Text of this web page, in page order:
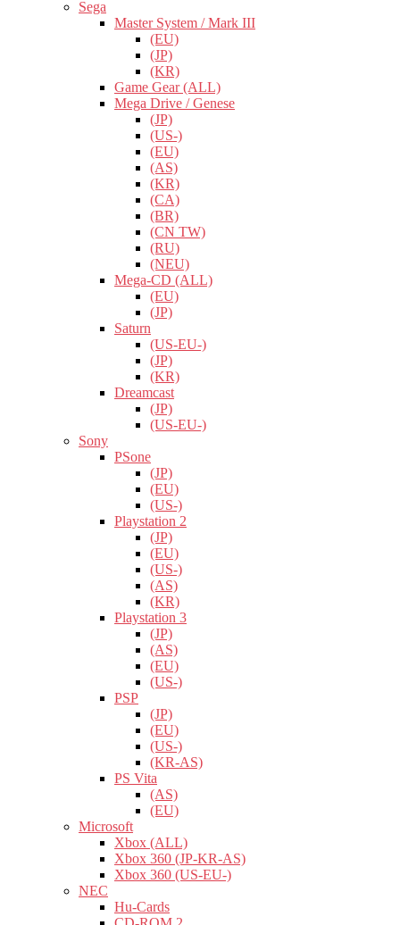
Sega
Master System / Mark III
(EU)
(JP)
(KR)
Game Gear (ALL)
Mega Drive / Genese
(JP)
(US-)
(EU)
(AS)
(KR)
(CA)
(BR)
(CN TW)
(RU)
(NEU)
Mega-CD (ALL)
(EU)
(JP)
Saturn
(US-EU-)
(JP)
(KR)
Dreamcast
(JP)
(US-EU-)
Sony
PSone
(JP)
(EU)
(US-)
Playstation 2
(JP)
(EU)
(US-)
(AS)
(KR)
Playstation 3
(JP)
(AS)
(EU)
(US-)
PSP
(JP)
(EU)
(US-)
(KR-AS)
PS Vita
(AS)
(EU)
Microsoft
Xbox (ALL)
Xbox 360 (JP-KR-AS)
Xbox 360 (US-EU-)
NEC
Hu-Cards